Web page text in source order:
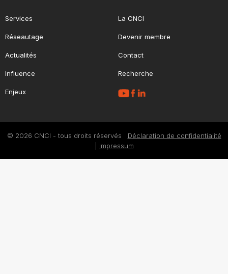
Services
Réseautage
Actualités
Influence
Enjeux
La CNCI
Devenir membre
Contact
Recherche
© 2026 CNCI - tous droits réservés Déclaration de confidentialité
Impressum